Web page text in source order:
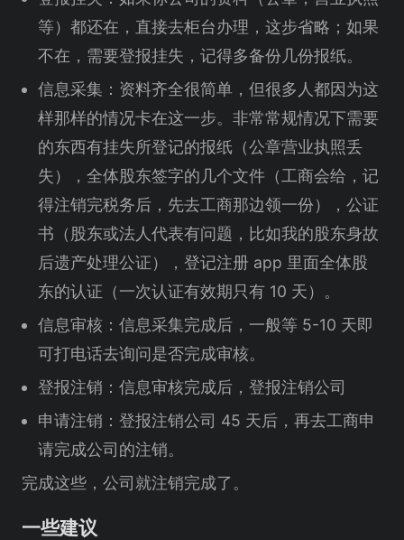
等）都还在，直接去柜台办理，这步省略；如果
不在，需要登报挂失，记得多备份几份报纸。
信息采集：资料齐全很简单，但很多人都因为这
样那样的情况卡在这一步。非常常规情况下需要
的东西有挂失所登记的报纸（公章营业执照丢
失），全体股东签字的几个文件（工商会给，记
得注销完税务后，先去工商那边领一份），公证
书（股东或法人代表有问题，比如我的股东身故
后遗产处理公证），登记注册 app 里面全体股
东的认证（一次认证有效期只有 10 天）。
信息审核：信息采集完成后，一般等 5-10 天即
可打电话去询问是否完成审核。
登报注销：信息审核完成后，登报注销公司
申请注销：登报注销公司 45 天后，再去工商申
请完成公司的注销。
完成这些，公司就注销完成了。
一些建议